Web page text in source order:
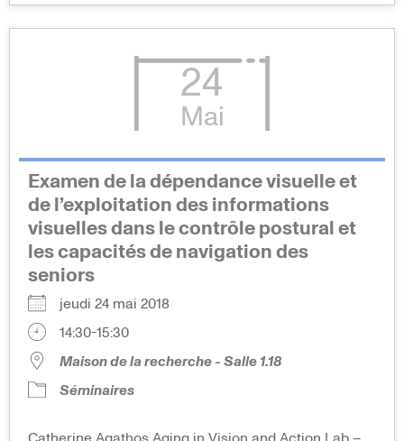
24
Mai
Examen de la dépendance visuelle et
de l’exploitation des informations
visuelles dans le contrôle postural et
les capacités de navigation des
seniors
jeudi 24 mai 2018
14:30-15:30
Maison de la recherche - Salle 1.18
Séminaires
Catherine Agathos Aging in Vision and Action Lab –